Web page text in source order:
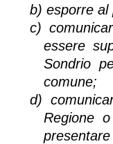
b) esporre al
c)
essere
Sondrio
comune;
d)
Regione